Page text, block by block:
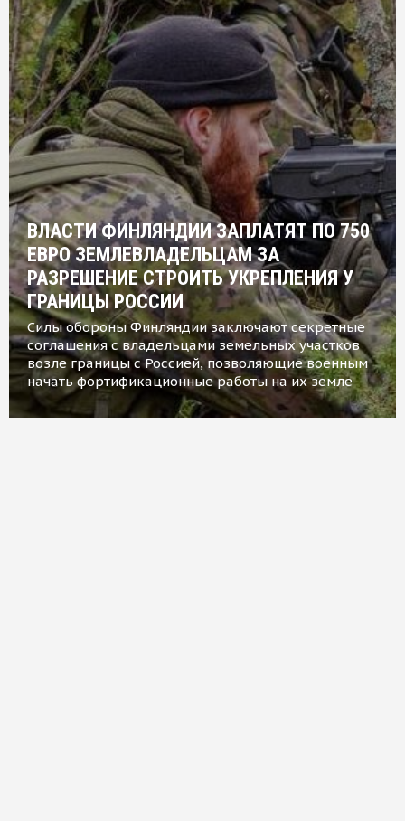
ВЛАСТИ ФИНЛЯНДИИ ЗАПЛАТЯТ ПО 750
ЕВРО ЗЕМЛЕВЛАДЕЛЬЦАМ ЗА
РАЗРЕШЕНИЕ СТРОИТЬ УКРЕПЛЕНИЯ У
ГРАНИЦЫ РОССИИ
Силы обороны Финляндии заключают секретные
соглашения с владельцами земельных участков
возле границы с Россией, позволяющие военным
начать фортификационные работы на их земле